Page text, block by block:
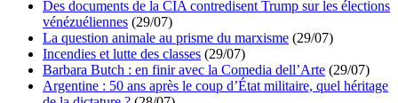
Des documents de la CIA contredisent Trump sur les élections
vénézuéliennes (29/07)
La question animale au prisme du marxisme (29/07)
Incendies et lutte des classes (29/07)
Barbara Butch : en finir avec la Comedia dell’Arte (29/07)
Argentine : 50 ans après le coup d’État militaire, quel héritage